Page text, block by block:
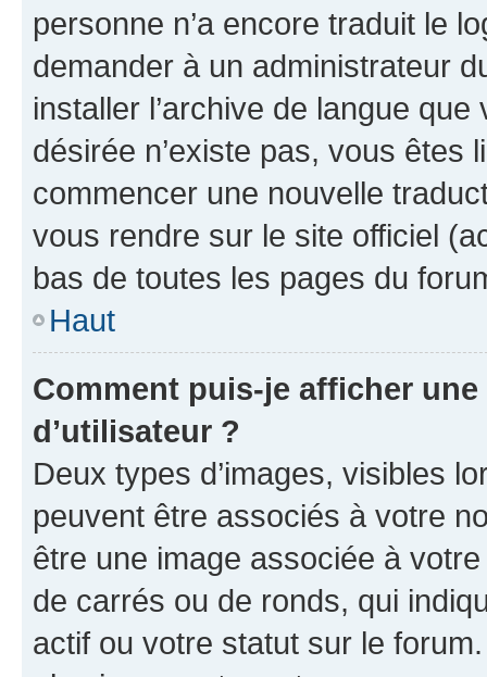
personne n’a encore traduit le
demander à un administrateur
installer l’archive de langue
désirée n’existe pas, vous êtes
commencer une nouvelle
vous rendre sur le site officiel
bas de toutes les pages du
Haut
Comment puis-je afficher
d’utilisateur ?
Deux types d’images, visibles
peuvent être associés à votre
être une image associée à
de carrés ou de ronds, qui
actif ou votre statut sur le